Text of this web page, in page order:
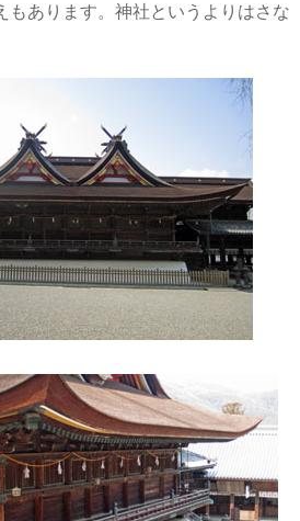
あります。神社というよりはさな